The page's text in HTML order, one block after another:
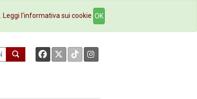
Contatti
Leggi l'informativa sui cookie OK